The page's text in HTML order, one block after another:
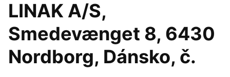
LINAK A/S,
Smedevænget 8, 6430
Nordborg, Dánsko, č.